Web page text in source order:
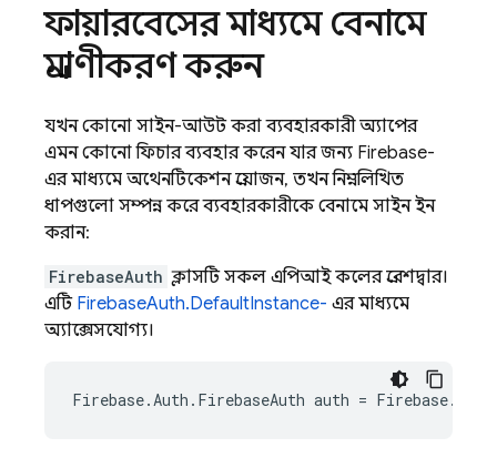
ফায়ারবেসের মাধ্যমে বেনামে
প্রমাণীকরণ করুন
যখন কোনো সাইন-আউট করা ব্যবহারকারী অ্যাপের
এমন কোনো ফিচার ব্যবহার করেন যার জন্য Firebase-
এর মাধ্যমে অথেনটিকেশন প্রয়োজন, তখন নিম্নলিখিত
ধাপগুলো সম্পন্ন করে ব্যবহারকারীকে বেনামে সাইন ইন
করান:
FirebaseAuth ক্লাসটি সকল এপিআই কলের প্রবেশদ্বার।
এটি FirebaseAuth.DefaultInstance- এর মাধ্যমে
অ্যাক্সেসযোগ্য।
Firebase.Auth . FirebaseAuth auth = Firebase.